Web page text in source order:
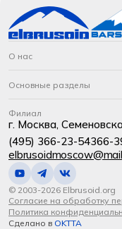
О нас
Основные разделы
Филиал
г. Москва,
(495) 366-23-54366-
© 2003-2026 Elbrusoid.org
Согласие на обработку
Политика
Сделано в OKTTA